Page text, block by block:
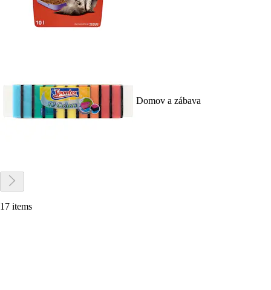
Domov a zábava
17 items